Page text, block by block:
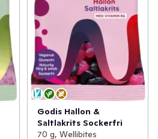
Godis Hallon &
Saltlakrits Sockerfri
70 g, Wellibites